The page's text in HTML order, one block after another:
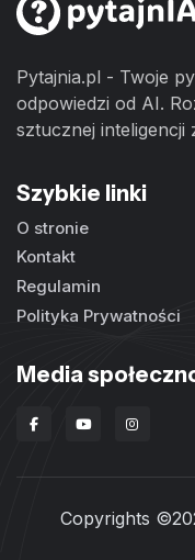
Pytajnia.pl - Twoje
odpowiedzi od AI.
sztucznej inteligencji
Szybkie linki
O stronie
Kontakt
Regulamin
Polityka Prywatności
Media
Copyrights